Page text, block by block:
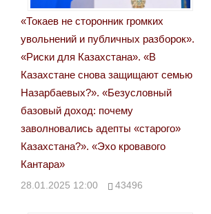
«Токаев не сторонник громких
увольнений и публичных разборок».
«Риски для Казахстана». «В
Казахстане снова защищают семью
Назарбаевых?». «Безусловный
базовый доход: почему
заволновались адепты «старого»
Казахстана?». «Эхо кровавого
Кантара»
28.01.2025 12:00 43496